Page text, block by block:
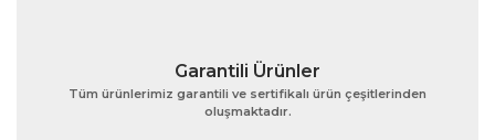
Gönder
Garantili Ürünler
Tüm ürünlerimiz garantili ve sertifikalı ürün çeşitlerinden
oluşmaktadır.